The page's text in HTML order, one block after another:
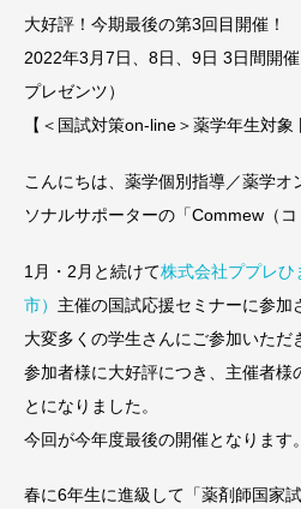
大好評！今期最後の第3回目開催！
2022年3月7日、8日、9日 3日間開
プレゼンツ）
【＜国試対策on-line＞薬学年生対象
こんにちは、薬学個別指導／薬学
ソナルサポーターの「Commew（コ
1月・2月と続けて株式会社ププレひ
市） 主催の国試応援セミナーに参加
大変多くの学生さんにご参加いただ
参加者様に大好評につき、主催者様
とになりました。
今回が今年度最後の開催となります。
春に6年生に進級して「薬剤師国家